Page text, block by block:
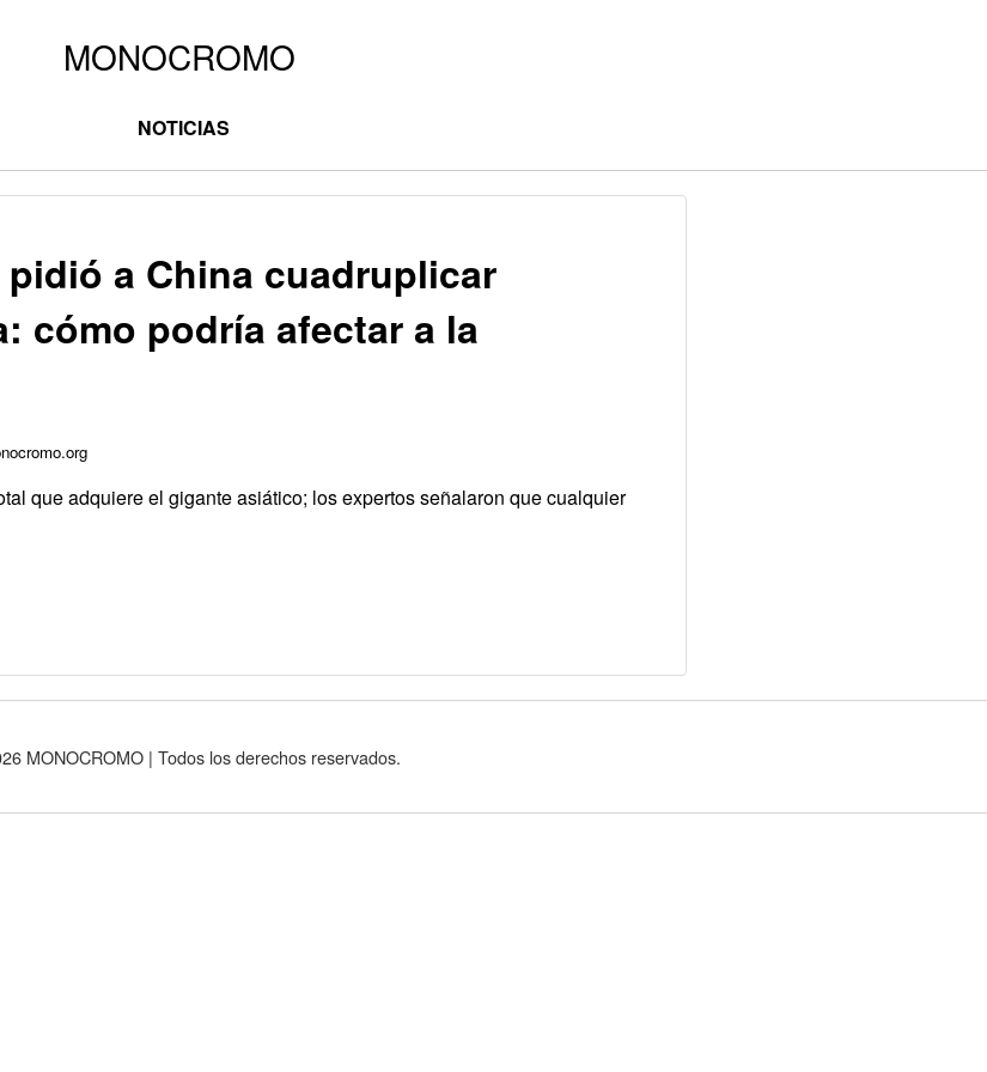
NOTICIAS
a China cuadruplicar
cómo podría afectar a la
que adquiere el gigante asiático; los expertos señalaron que cualquier
MONOCROMO | Todos los derechos reservados.